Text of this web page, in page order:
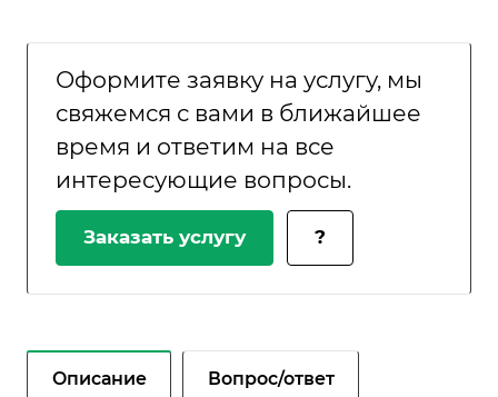
Оформите заявку на услугу, мы
свяжемся с вами в ближайшее
время и ответим на все
интересующие вопросы.
Заказать услугу ?
Описание Вопрос/ответ